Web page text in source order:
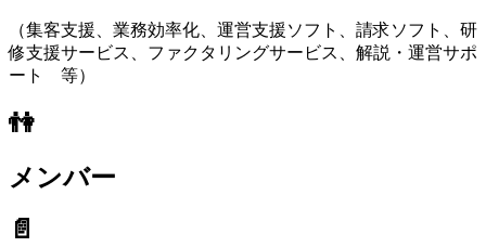
（集客支援、業務効率化、運営支援ソフト、請求ソフト、研
修支援サービス、ファクタリングサービス、解説・運営サポ
ート 等）
👫
メンバー
📄